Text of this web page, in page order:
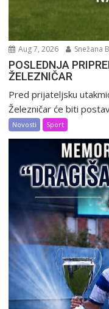
Aug 7, 2026 Snežana
POSLEDNJA
ŽELEZNIČAR
Pred prijateljsku
Železničar će biti
Novosti Sport